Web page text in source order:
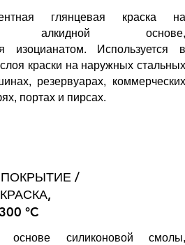
глянцевая краска на
алкидной основе,
изоцианатом. Используется в
краски на наружных стальных
резервуарах, коммерческих
портах и пирсах.
ПОКРЫТИЕ /
°C
силиконовой смолы,